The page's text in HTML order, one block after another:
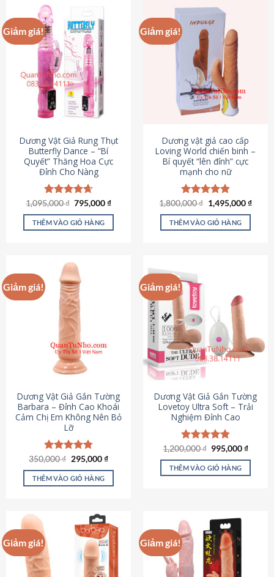
Giảm giá!
Dương Vật Giả Rung Thụt
Butterfly Dance – “Bí
Quyết” Thăng Hoa Cực
Đỉnh Cho Nàng
Được xếp
hạng4.65
5 sao
1,095,000₫ Giá
là:
1,095,000 ₫.
795,000₫Giá
tại
THÊM VÀO GIỎ HÀNG
Giảm giá!
Dương vật giả cao cấp
Loving World chiến binh –
Bí quyết “lên đỉnh” cực
mạnh cho nữ
Được xếp
hạng4.89
5 sao
1,800,000₫ Giá
gốc
là:
1,800,000 ₫.
1,495,000₫Giá
THÊM VÀO GIỎ HÀNG
Giảm giá!
Dương Vật Giả Gắn Tường
Barbara – Đỉnh Cao Khoái
Cảm Chị Em Không Nên Bỏ
Lỡ
Được xếp
hạng4.79
5 sao
350,000₫ Giá
là:
350,000 ₫.
295,000₫Giá
tại
THÊM VÀO GIỎ HÀNG
Giảm giá!
Dương Vật Giả Gắn Tường
Lovetoy Ultra Soft – Trải
Nghiệm Đỉnh Cao
Được xếp
hạng4.82
5 sao
1,200,000₫ Giá
là:
1,200,000 ₫.
995,000₫Giá
tại
THÊM VÀO GIỎ HÀNG
Giảm giá! Giảm giá!